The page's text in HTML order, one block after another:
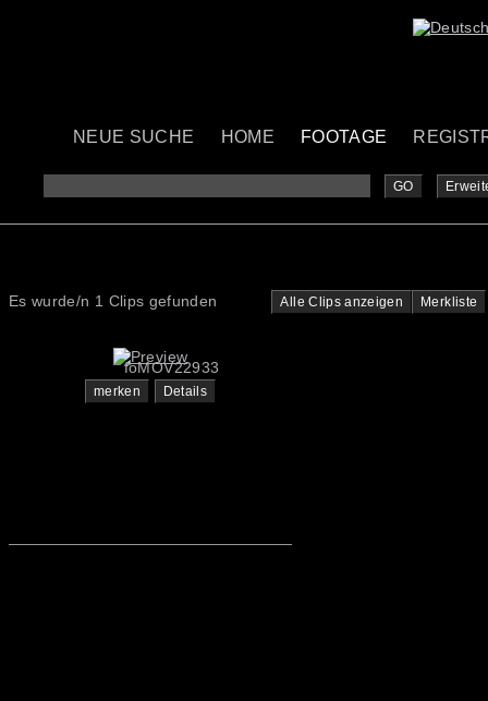
NEUE SUCHE HOME FOOTAGE
GO
Es wurde/n 1 Clips gefunden Alle Clips anzeigen Merkliste
foMOV22933
merken Details